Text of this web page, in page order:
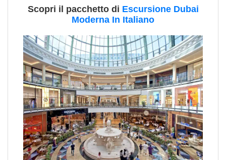
Scopri il pacchetto di Escursione Dubai
Moderna In Italiano